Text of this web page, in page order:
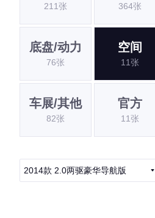
211张 364张
底盘/动力
76张
空间
11张
车展/其他
82张
官方
11张
2014款 2.0两驱豪华导航版